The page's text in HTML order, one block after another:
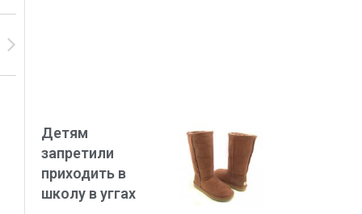
Детям
запретили
приходить в
школу в уггах